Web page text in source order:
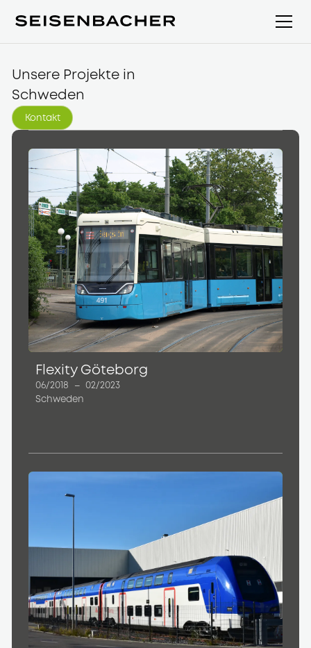
Unsere Projekte in
Schweden
Kontakt
Kontakt
Flexity Göteborg
06/2018 –
02/2023
Schweden